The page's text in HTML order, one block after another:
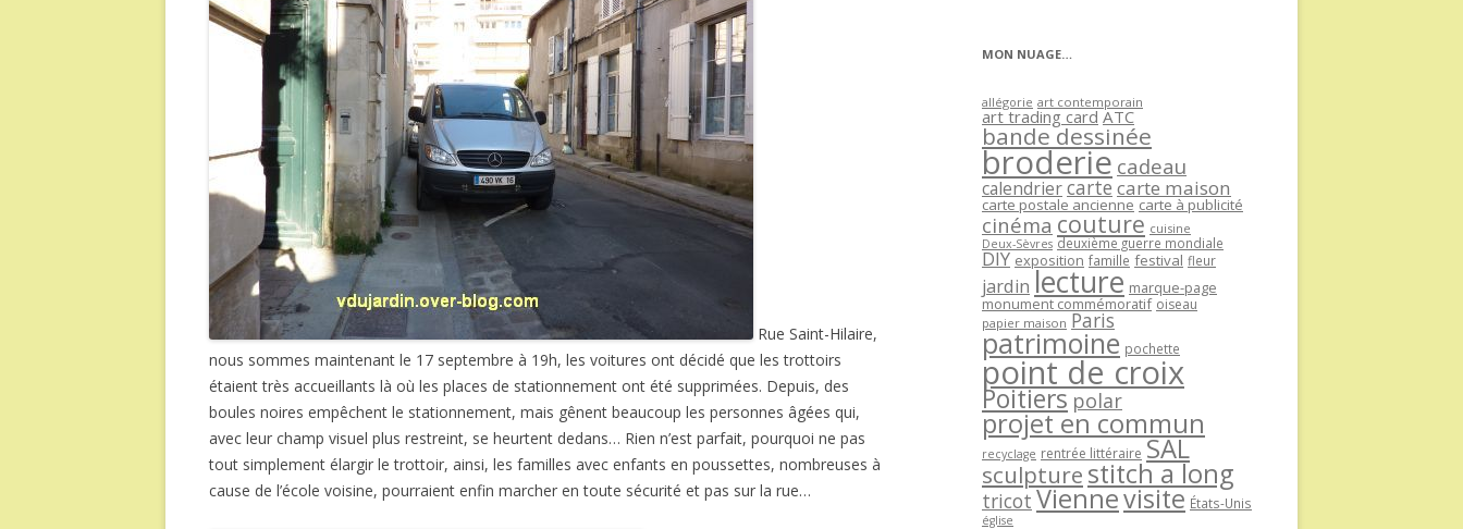
Rue Saint-Hilaire,
nous sommes maintenant le 17 septembre à 19h, les voitures ont décidé que les trottoirs
étaient très accueillants là où les places de stationnement ont été supprimées. Depuis, des
boules noires empêchent le stationnement, mais gênent beaucoup les personnes âgées qui,
avec leur champ visuel plus restreint, se heurtent dedans… Rien n’est parfait, pourquoi ne pas
tout simplement élargir le trottoir, ainsi, les familles avec enfants en poussettes, nombreuses à
cause de l’école voisine, pourraient enfin marcher en toute sécurité et pas sur la rue…
MON NUAGE…
allégorie art contemporain
art trading card ATC
bande dessinée
broderie cadeau
calendriercartecarte maison
carte postale ancienne carte à publicité
cinéma couture cuisine
Deux-Sèvres deuxième guerre mondiale
DIY exposition famille festival fleur
jardin lecture marque-page
monument commémoratif oiseau
papier maison Paris
patrimoine pochette
point de croix
Poitiers polar
projet en commun
recyclage rentrée littéraire SAL
sculpture stitch a long
tricot Viennevisite États-Unis
église